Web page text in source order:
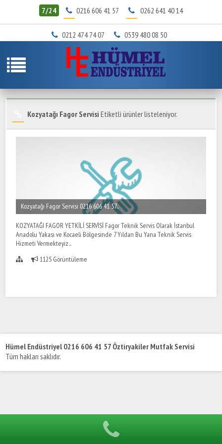
7/24 0216 606 41 57 0262 641 40 14
0212 474 74 07 0539 480 08 50
Kozyatağı Fagor Servisi Etiketli ürünler listeleniyor.
Kozyatağı Fagor Servisi 0216 606 41 57..
KOZYATAĞI FAGOR YETKİLİ SERVİSİ Fagor Teknik Servis Olarak İstanbul
Anadolu Yakası ve Kocaeli Bölgesinde 7 Yıldan Bu Yana Teknik Servis
Hizmeti Vermekteyiz...
1125 Görüntüleme
Hümel Endüstriyel 0216 606 41 57 Öztiryakiler Mutfak Servisi
Tüm hakları saklıdır.